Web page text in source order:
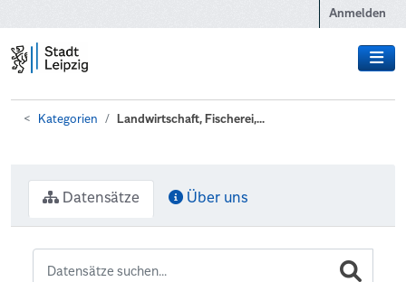
Anmelden
Kategorien Landwirtschaft, Fischerei,...
Datensätze Über uns